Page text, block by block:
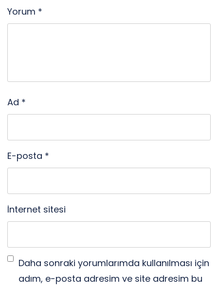
Yorum *
Ad *
E-posta *
İnternet sitesi
Daha sonraki yorumlarımda kullanılması için
adım, e-posta adresim ve site adresim bu